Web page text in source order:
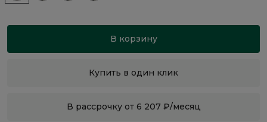
В корзину
Купить в один клик
В рассрочку от 6 207 ₽/месяц